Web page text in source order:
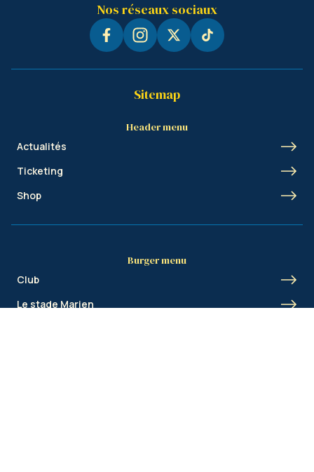
Nos réseaux sociaux
Sitemap
Header menu
Actualités
Ticketing
Shop
Burger menu
Club
Le stade Marien